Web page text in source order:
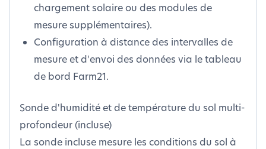
chargement solaire ou des modules de
mesure supplémentaires).
Configuration à distance des intervalles de
mesure et d'envoi des données via le tableau
de bord Farm21.
Sonde d'humidité et de température du sol multi-
profondeur (incluse)
La sonde incluse mesure les conditions du sol à